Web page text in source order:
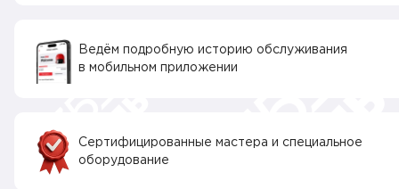
Ведём подробную историю обслуживания
в мобильном приложении
Сертифицированные мастера и специальное
оборудование